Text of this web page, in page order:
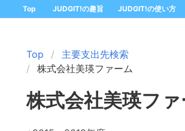
Top JUDGIT!の趣旨 JUDGIT!の使い方
Top
主要支出先検索
株式会社美瑛ファーム
株式会社美瑛フ